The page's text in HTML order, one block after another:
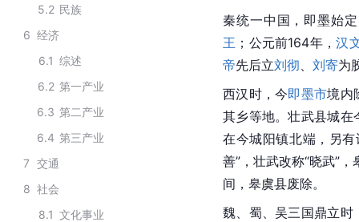
5.2 民族
6 经济
6.1 综述
6.2 第一产业
6.3 第二产业
6.4 第三产业
7 交通
8 社会
8.1 文化事业
秦统一中国 ，即墨始
王 ；公元前164年，汉
帝先后立刘彻 刘寄为
西汉时，今即墨市境内
其乡等地。壮武县城
在今城阳镇北端，另
善”，壮武改称“晓武”
间，皋虞县废除。
魏、蜀、吴三国鼎立时